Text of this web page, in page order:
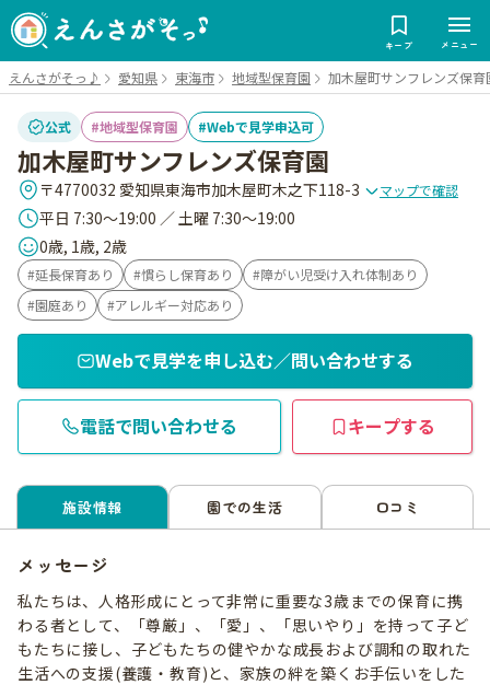
キープ メニュー
えんさがそっ♪ 愛知県 東海市 地域型保育園 加木屋町サンフレンズ保育
公式 地域型保育園 Webで見学申込可
加木屋町サンフレンズ保育園
〒4770032 愛知県東海市加木屋町木之下118-3 マップで確認
平日 7:30～19:00 ／ 土曜 7:30～19:00
0歳, 1歳, 2歳
延長保育あり 慣らし保育あり
障がい児受け入れ体制あり
園庭あり
アレルギー対応あり
Webで見学を申し込む／問い合わせする
電話で問い合わせる キープする
施設情報 園での生活 口コミ
メッセージ
私たちは、人格形成にとって非常に重要な3歳までの保育に携
わる者として、「尊厳」、「愛」、「思いやり」を持って子ど
もたちに接し、子どもたちの健やかな成長および調和の取れた
生活への支援(養護・教育)と、家族の絆を築くお手伝いをした